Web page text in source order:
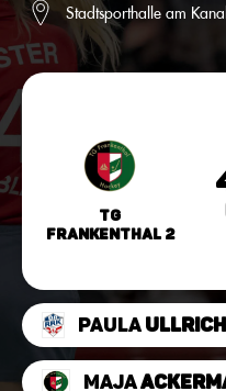
Stadtsporthalle am
TG
Frankenthal 2
PaulaUllrich
Maja